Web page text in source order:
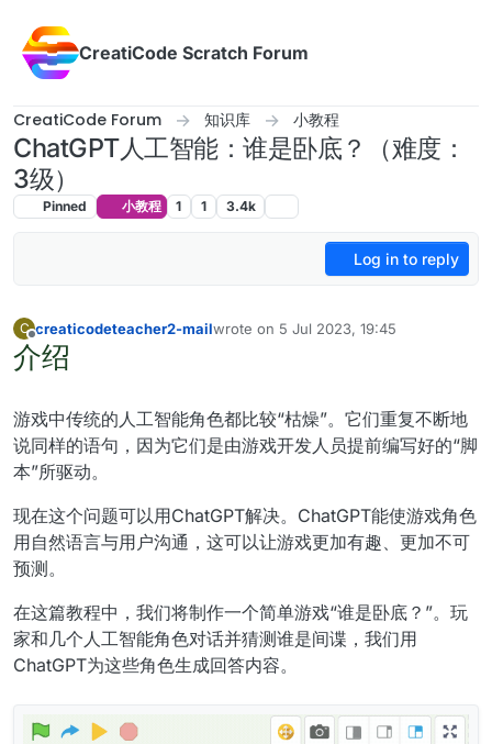
CreatiCode Scratch Forum
CreatiCode Forum 知识库 小教程
ChatGPT人工智能：谁是卧底？（难度：
3级）
Pinned 小教程 1 1 3.4k
Log in to reply
C
Offline
creaticodeteacher2-mailwrote on 5 Jul 2023, 19:45
last edited by admin5 Apr 2025, 17:07
介绍
游戏中传统的人工智能角色都比较“枯燥”。它们重复不断地
说同样的语句，因为它们是由游戏开发人员提前编写好的“脚
本”所驱动。
现在这个问题可以用ChatGPT解决。ChatGPT能使游戏角色
用自然语言与用户沟通，这可以让游戏更加有趣、更加不可
预测。
在这篇教程中，我们将制作一个简单游戏“谁是卧底？”。玩
家和几个人工智能角色对话并猜测谁是间谍，我们用
ChatGPT为这些角色生成回答内容。